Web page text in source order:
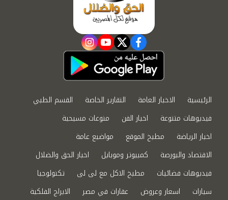
facebook
twitter
youtube
instagram
الرئيسية الاخبار العامة التقارير الخاصة
القسم الطبي
فيديوهات متنوعة
اخبار الفن
منوعات مسيحية
اخبار الرياضة
مطبخ الموقع
مواضيع عامة
الاقتصاد والبورصة
كمبيوتر وموبايل
اخبار الحق والضلال
فيديوهات فضائيات
مطبخ الاكل مع لى لى
تكنولوجيا
سيارات
اسعار وعروض عقارات في مصر الابراج الفلكية